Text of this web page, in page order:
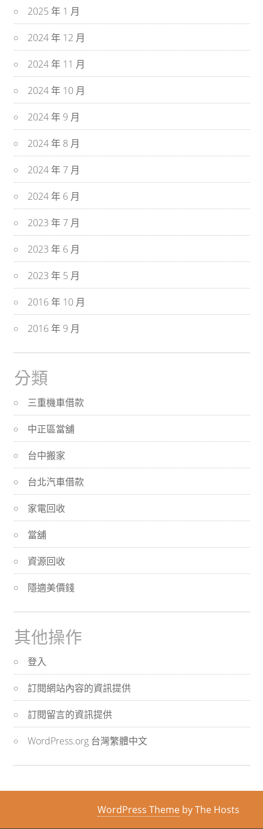
2025 年 1 月
2024 年 12 月
2024 年 11 月
2024 年 10 月
2024 年 9 月
2024 年 8 月
2024 年 7 月
2024 年 6 月
2023 年 7 月
2023 年 6 月
2023 年 5 月
2016 年 10 月
2016 年 9 月
分類
三重機車借款
中正區當舖
台中搬家
台北汽車借款
家電回收
當舖
資源回收
隱適美價錢
其他操作
登入
訂閱網站內容的資訊提供
訂閱留言的資訊提供
WordPress.org 台灣繁體中文
WordPress Theme by The Hosts